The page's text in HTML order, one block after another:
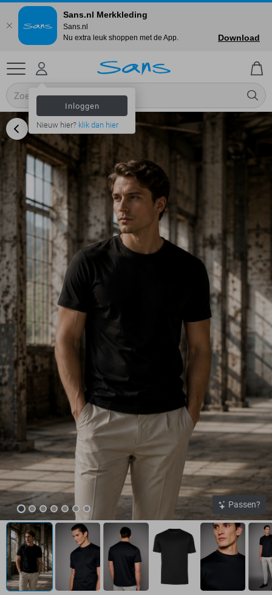
Inloggen
Nieuw hier? klik dan hier
Passen?
Sans.nl Merkkleding
Sans.nl
Nu extra leuk shoppen met de App.
Download